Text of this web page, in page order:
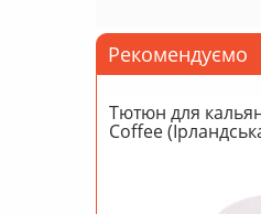
Рекомендуємо
Тютюн для
Coffee